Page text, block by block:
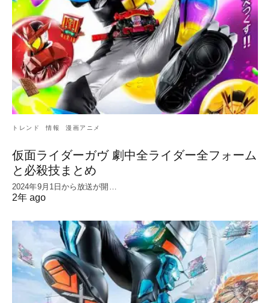
トレンド 情報 漫画アニメ
仮面ライダーガヴ 劇中全ライダー全フォーム
と必殺技まとめ
2024年9月1日から放送が開…
2年 ago